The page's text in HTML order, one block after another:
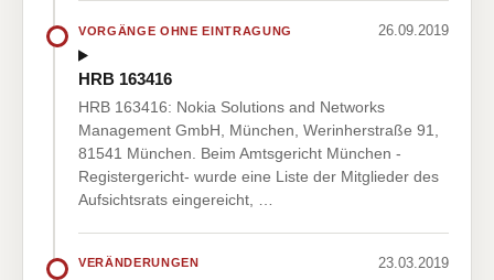
VORGÄNGE OHNE EINTRAGUNG 26.09.2019
HRB 163416
HRB 163416: Nokia Solutions and Networks
Management GmbH, München, Werinherstraße 91,
81541 München. Beim Amtsgericht München -
Registergericht- wurde eine Liste der Mitglieder des
Aufsichtsrats eingereicht, …
VERÄNDERUNGEN 23.03.2019